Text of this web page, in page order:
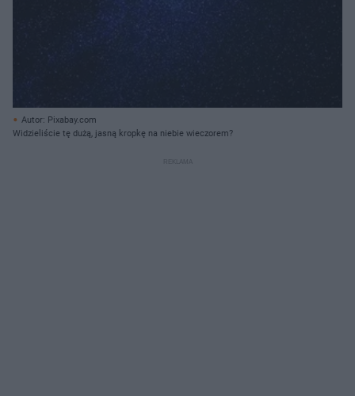
Autor: Pixabay.com
Widzieliście tę dużą, jasną kropkę na niebie wieczorem?